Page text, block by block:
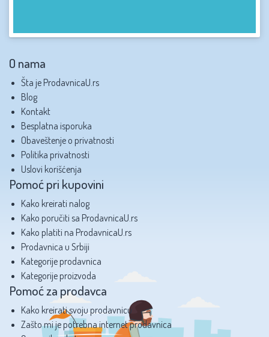
O nama
Šta je ProdavnicaU.rs
Blog
Kontakt
Besplatna isporuka
Obaveštenje o privatnosti
Politika privatnosti
Uslovi korišćenja
Pomoć pri kupovini
Kako kreirati nalog
Kako poručiti sa ProdavnicaU.rs
Kako platiti na ProdavnicaU.rs
Prodavnica u Srbiji
Kategorije prodavnica
Kategorije proizvoda
Pomoć za prodavca
Kako kreirati svoju prodavnicu
Zašto mi je potrebna internet prodavnica